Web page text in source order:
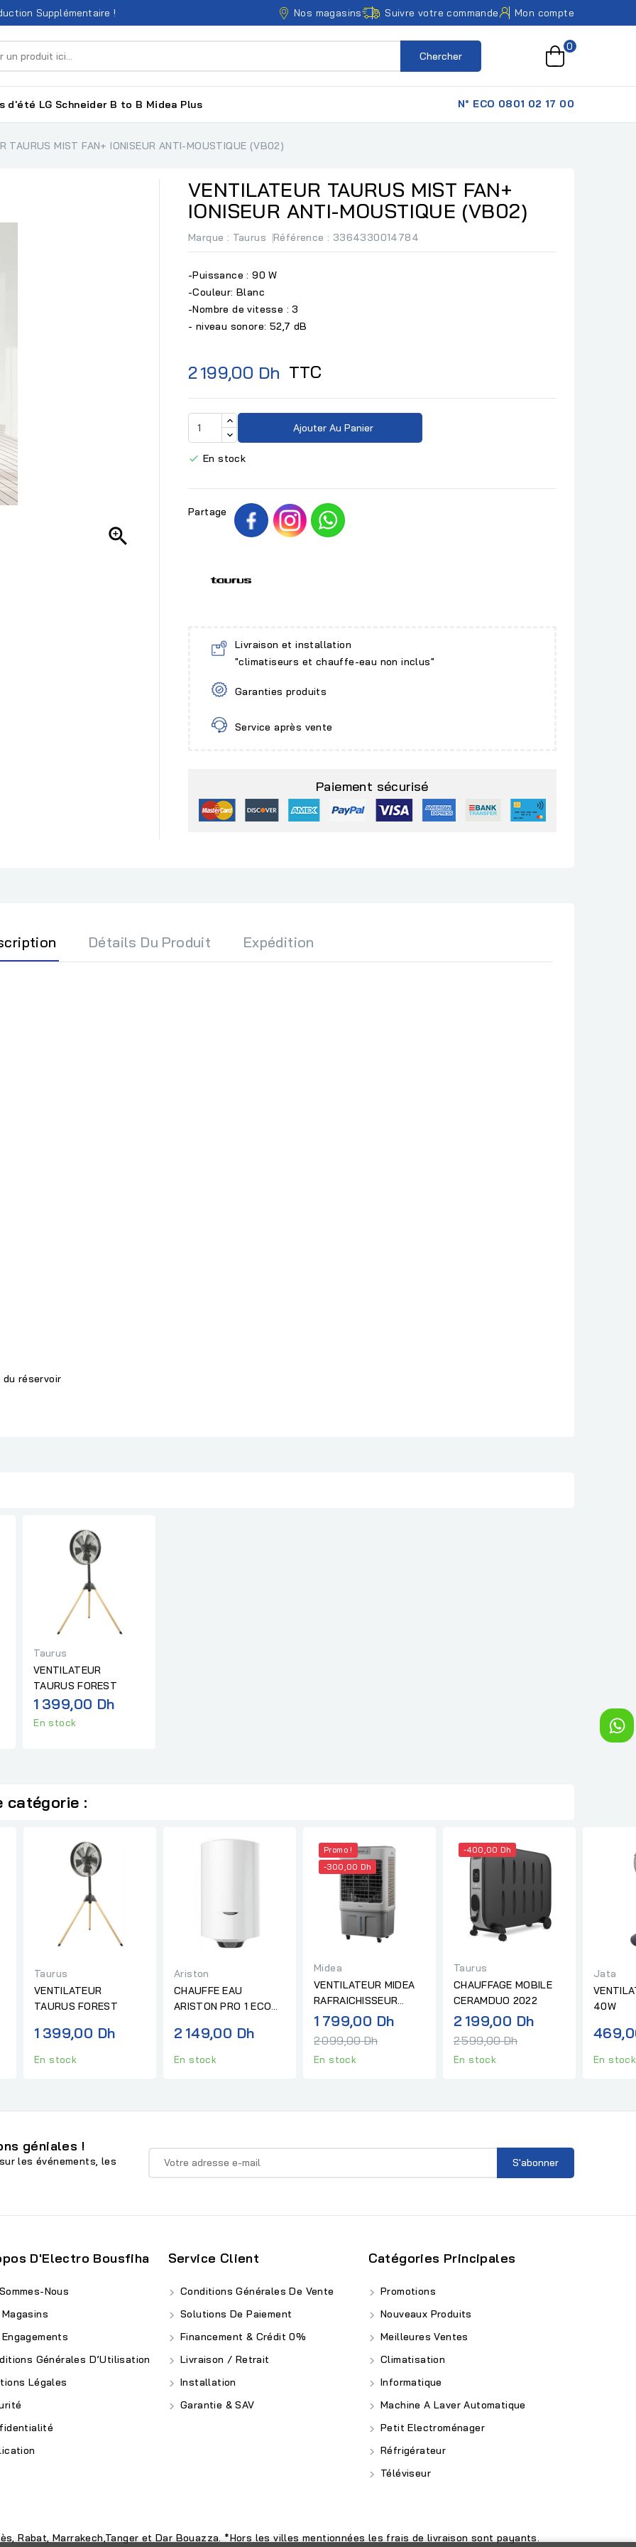
Supplémentaire ! Nos magasins Suivre votre commande Mon compte
Chercher
0
d'été LG Schneider B to B Midea Plus N° ECO 0801 02 17 00
TAURUS MIST FAN+ IONISEUR ANTI-MOUSTIQUE (VB02)

VENTILATEUR TAURUS MIST FAN+
IONISEUR ANTI-MOUSTIQUE (VB02)
Marque : Taurus Référence : 3364330014784
-Puissance : 90 W
-Couleur: Blanc
-Nombre de vitesse : 3
- niveau sonore: 52,7 dB
2 199,00 Dh TTC
Ajouter Au Panier
 En stock
Partage
Livraison et installation
"climatiseurs et chauffe-eau non inclus"
Garanties produits
Service après vente
Paiement sécurisé
Détails Du Produit Expédition
du réservoir
Taurus
VENTILATEUR
TAURUS FOREST
1 399,00 Dh
En stock
catégorie :
Taurus
VENTILATEUR
TAURUS FOREST
1 399,00 Dh
En stock
Ariston
CHAUFFE EAU
ARISTON PRO 1 ECO
installation"
2 149,00 Dh
En stock
Promo !
-300,00 Dh
Midea
VENTILATEUR MIDEA
RAFRAICHISSEUR
D'AIR BLANC/GRIS
1 799,00 DhPrix
2 099,00 Dh
En stock
-400,00 Dh
Taurus
CHAUFFAGE MOBILE
CERAMDUO 2022
2 199,00 DhPrix
2 599,00 Dh
En stock
Jata
40W
En stock
géniales !
les événements, les
D'Electro Bousfiha
Nous
Générales D’Utilisation
Légales
Service Client
Conditions Générales De Vente
Solutions De Paiement
Financement & Crédit 0%
Livraison / Retrait
Installation
Garantie & SAV
Catégories Principales
Promotions
Nouveaux Produits
Meilleures Ventes
Climatisation
Informatique
Machine A Laver Automatique
Petit Electroménager
Réfrigérateur
Téléviseur
Rabat, Marrakech,Tanger et Dar Bouazza. *Hors les villes mentionnées les frais de livraison sont payants.